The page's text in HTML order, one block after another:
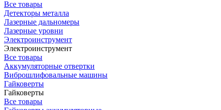
Все товары
Детекторы металла
Лазерные дальномеры
Лазерные уровни
Электроинструмент
Электроинструмент
Все товары
Аккумуляторные отвертки
Виброшлифовальные машины
Гайковерты
Гайковерты
Все товары